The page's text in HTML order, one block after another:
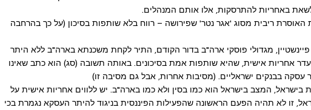
באחריות להתרסקות, אלו אותם המנהלים.
האוסרת ריבית מסוג 'אגר נטר' שפירושה – רווח בלא שותפות בסיכון (על כך בהרחבה
מגדולי פוסקי ארה"ב בדור הקודם, התיר לקחת משכנתא בארה"ב ללא היתר
אחריות אישית, שהיא שותפות אמת בסיכונים. באותה תשובה (סג) הוא כתב שאינו
עסקה בבנקים ישראליים. (מסיבות אחרות, אבל גם מסיבה זו)
המצב בישראל הוא כמו בסין ולא כמו בארה"ב. יש ללווים אחריות אישית על
זו לא תהיה הפעם הראשונה שהפעילות הפיננסית בניגוד להיתר העסקא נגמרת בכי